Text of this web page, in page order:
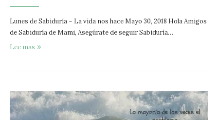
Lunes de Sabiduría – La vida nos hace Mayo 30, 2018 Hola Amigos
de Sabiduría de Mami, Asegúrate de seguir Sabiduría…
Lee mas